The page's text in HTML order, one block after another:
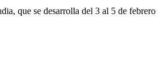
que se desarrolla del 3 al 5 de febrero